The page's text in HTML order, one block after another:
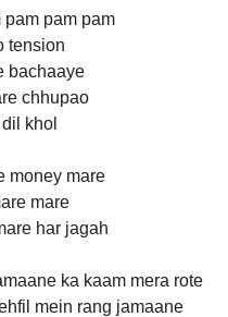
pam pam pam
tension
bachaaye
chhupao
khol
money mare
mare
har jagah
ka kaam mera rote
mein rang jamaane